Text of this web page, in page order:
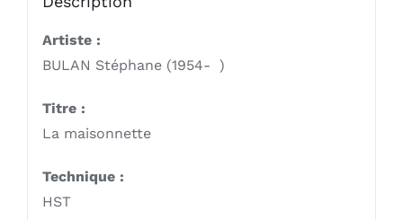
Artiste :
BULAN Stéphane (1954- )
Titre :
La maisonnette
Technique :
HST